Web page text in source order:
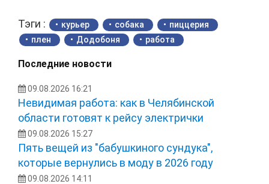
Тэги : курьер собака
пиццерия
плен
Додобоня работа
Последние новости
09.08.2026 16:21
Невидимая работа: как в Челябинской
области готовят к рейсу электрички
09.08.2026 15:27
Пять вещей из "бабушкиного сундука",
которые вернулись в моду в 2026 году
09.08.2026 14:11